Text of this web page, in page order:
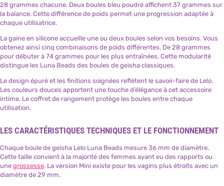
28 grammes chacune. Deux boules bleu poudré affichent 37 grammes sur
la balance. Cette différence de poids permet une progression adaptée à
chaque utilisatrice.
La gaine en silicone accueille une ou deux boules selon vos besoins. Vous
obtenez ainsi cinq combinaisons de poids différentes. De 28 grammes
pour débuter à 74 grammes pour les plus entraînées. Cette modularité
distingue les Luna Beads des boules de geisha classiques.
Le design épuré et les finitions soignées reflètent le savoir-faire de Lelo.
Les couleurs douces apportent une touche d’élégance à cet accessoire
intime. Le coffret de rangement protège les boules entre chaque
utilisation.
LES CARACTÉRISTIQUES TECHNIQUES ET LE FONCTIONNEMENT
Chaque boule de geisha Lelo Luna Beads mesure 36 mm de diamètre.
Cette taille convient à la majorité des femmes ayant eu des rapports ou
une grossesse. La version Mini existe pour les vagins plus étroits avec un
diamètre de 29 mm.